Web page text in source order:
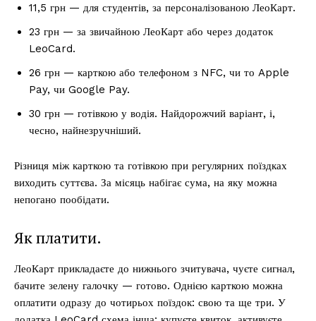
11,5 грн — для студентів, за персоналізованою ЛеоКарт.
23 грн — за звичайною ЛеоКарт або через додаток
LeoCard.
26 грн — карткою або телефоном з NFC, чи то Apple
Pay, чи Google Pay.
30 грн — готівкою у водія. Найдорожчий варіант, і,
чесно, найнезручніший.
Різниця між карткою та готівкою при регулярних поїздках
виходить суттєва. За місяць набігає сума, на яку можна
непогано пообідати.
Як платити.
ЛеоКарт прикладаєте до нижнього зчитувача, чуєте сигнал,
бачите зелену галочку — готово. Однією карткою можна
оплатити одразу до чотирьох поїздок: свою та ще три. У